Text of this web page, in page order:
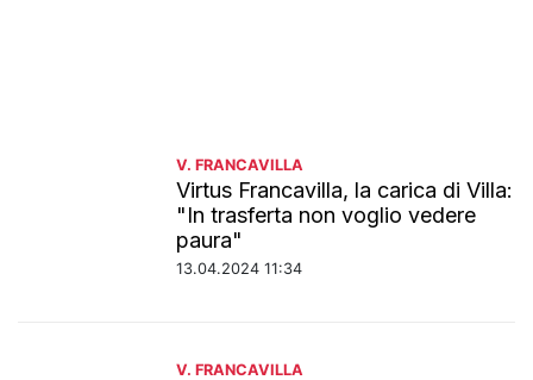
V. FRANCAVILLA
Virtus Francavilla, la carica di Villa:
"In trasferta non voglio vedere
paura"
13.04.2024 11:34
V. FRANCAVILLA